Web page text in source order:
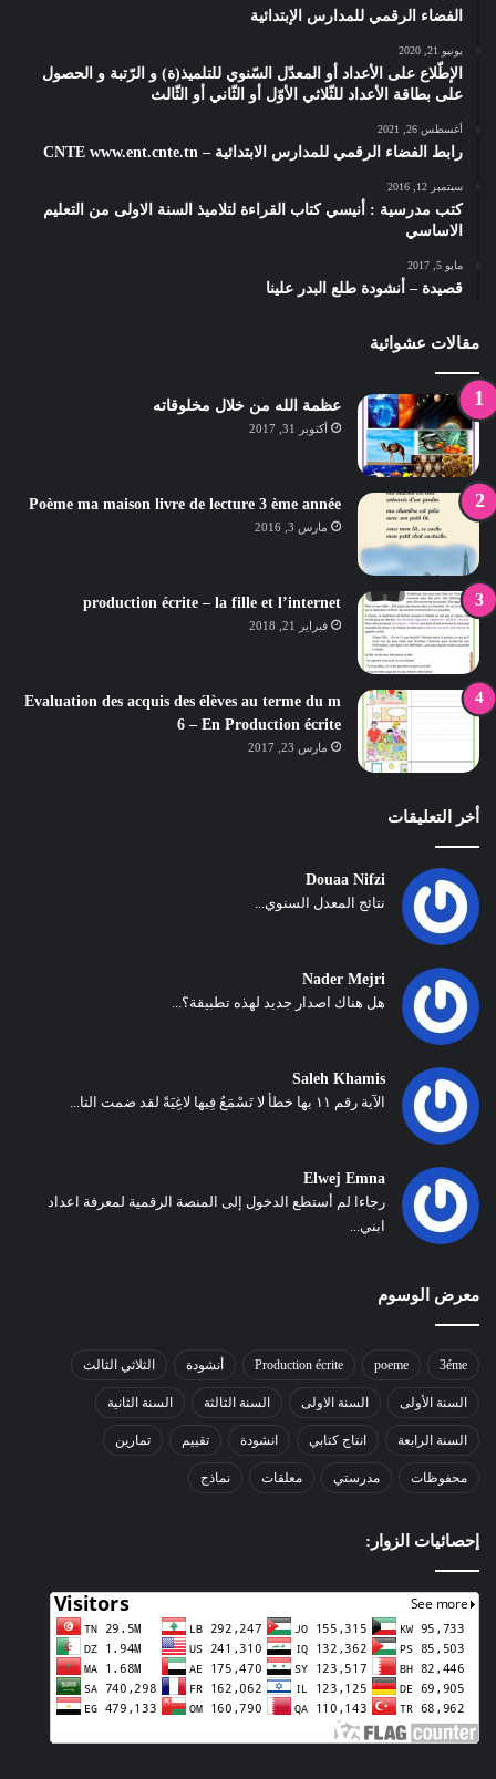
الفضاء الرقمي للمدارس الإبتدائية
يونيو 21, 2020
الإطّلاع على الأعداد أو المعدّل السّنوي للتلميذ(ة) و الرّتبة و الحصول
على بطاقة الأعداد للثّلاثي الأوّل أو الثّاني أو الثّالث
أغسطس 26, 2021
رابط الفضاء الرقمي للمدارس الابتدائية – CNTE www.ent.cnte.tn
سبتمبر 12, 2016
كتب مدرسية : أنيسي كتاب القراءة لتلاميذ السنة الاولى من التعليم
الاساسي
مايو 5, 2017
قصيدة – أنشودة طلع البدر علينا
مقالات عشوائية
عظمة الله من خلال مخلوقاته
أكتوبر 31, 2017
Poème ma maison livre de lecture 3 ème année
مارس 3, 2016
production écrite – la fille et l’internet
فبراير 21, 2018
Evaluation des acquis des élèves au terme du m
6 – En Production écrite
مارس 23, 2017
أخر التعليقات
Douaa Nifzi
نتائج المعدل السنوي...
Nader Mejri
هل هناك اصدار جديد لهذه تطبيقة؟...
Saleh Khamis
الآية رقم ١١ بها خطأ لا تَسْمَعُ فِيها لاغِيَةً لقد ضمت التا...
Elwej Emna
رجاءا لم أستطع الدخول إلى المنصة الرقمية لمعرفة اعداد
ابني...
معرض الوسوم
3éme
poeme
Production écrite أنشودة الثلاثي الثالث
السنة الأولى السنة الاولى السنة الثالثة السنة الثانية
السنة الرابعة انتاج كتابي انشودة تقييم تمارين
محفوظات مدرستي معلقات نماذج
إحصائيات الزوار: